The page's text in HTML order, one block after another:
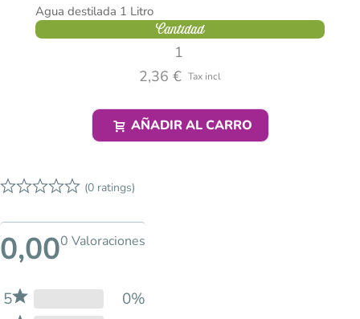
Agua destilada 1 Litro
Cantidad
2,36 € Tax incl
AÑADIR AL CARRO
(0 ratings)
0,000 Valoraciones
5
0%